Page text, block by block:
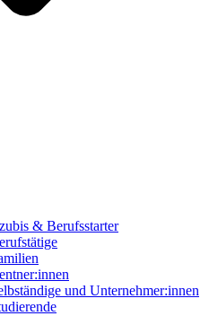
& Berufsstarter
und Unternehmer:innen